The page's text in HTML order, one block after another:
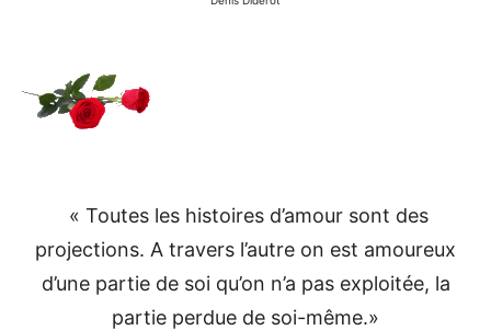
« Toutes les histoires d’amour sont des
projections. A travers l’autre on est amoureux
d’une partie de soi qu’on n’a pas exploitée, la
partie perdue de soi-même.»